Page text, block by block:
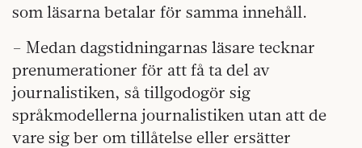
som läsarna betalar för samma innehåll.
– Medan dagstidningarnas läsare tecknar
prenumerationer för att få ta del av
journalistiken, så tillgodogör sig
språkmodellerna journalistiken utan att de
vare sig ber om tillåtelse eller ersätter